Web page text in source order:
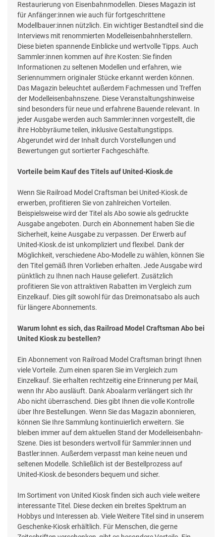
Restaurierung von Eisenbahnmodellen. Dieses Magazin ist
für Anfänger:innen wie auch für fortgeschrittene
Modellbauer:innen nützlich. Ein wichtiger Bestandteil sind die
Interviews mit renommierten Modelleisenbahnherstellern.
Diese bieten spannende Einblicke und wertvolle Tipps. Auch
Sammler:innen kommen auf ihre Kosten: Sie finden
Informationen zu seltenen Modellen und erfahren, wie
Seriennummern originaler Stücke erkannt werden können.
Das Magazin beleuchtet außerdem Fachmessen und Treffen
der Modelleisenbahnszene. Diese Veranstaltungshinweise
sind besonders für neue und erfahrene Bauende relevant. In
jeder Ausgabe werden auch Sammler:innen vorgestellt, die
ihre Hobbyräume teilen, inklusive Gestaltungstipps.
Abgerundet wird der Inhalt durch Vorstellungen und
Bewertungen gut sortierter Fachgeschäfte.
Vorteile beim Kauf des Titels auf United-Kiosk.de
Wenn Sie Railroad Model Craftsman bei United-Kiosk.de
erwerben, profitieren Sie von zahlreichen Vorteilen.
Beispielsweise wird der Titel als Abo sowie als gedruckte
Ausgabe angeboten. Durch ein Abonnement haben Sie die
Sicherheit, keine Ausgabe zu verpassen. Der Erwerb auf
United-Kiosk.de ist unkompliziert und flexibel. Dank der
Möglichkeit, verschiedene Abo-Modelle zu wählen, können Sie
den Titel gemäß Ihren Vorlieben erhalten. Jede Ausgabe wird
pünktlich zu Ihnen nach Hause geliefert. Zusätzlich
profitieren Sie von attraktiven Rabatten im Vergleich zum
Einzelkauf. Dies gilt sowohl für das Dreimonatsabo als auch
für längere Abonnements.
Warum lohnt es sich, das Railroad Model Craftsman Abo bei
United Kiosk zu bestellen?
Ein Abonnement von Railroad Model Craftsman bringt Ihnen
viele Vorteile. Zum einen sparen Sie im Vergleich zum
Einzelkauf. Sie erhalten rechtzeitig eine Erinnerung per Mail,
wenn Ihr Abo ausläuft. Dank Aboalarm verlängert sich Ihr
Abo nicht überraschend. Dies gibt Ihnen die volle Kontrolle
über Ihre Bestellungen. Wenn Sie das Magazin abonnieren,
können Sie Ihre Sammlung kontinuierlich erweitern. Sie
bleiben immer auf dem aktuellen Stand der Modelleisenbahn-
Szene. Dies ist besonders wertvoll für Sammler:innen und
Bastler:innen. Außerdem verpasst man keine neuen und
seltenen Modelle. Schließlich ist der Bestellprozess auf
United-Kiosk.de besonders bequem und sicher.
Im Sortiment von United Kiosk finden sich auch viele weitere
interessante Titel. Diese decken ein breites Spektrum an
Hobbys und Interessen ab. Viele Weitere Titel sind in unserem
Geschenke-Kiosk erhältlich. Für Menschen, die gerne